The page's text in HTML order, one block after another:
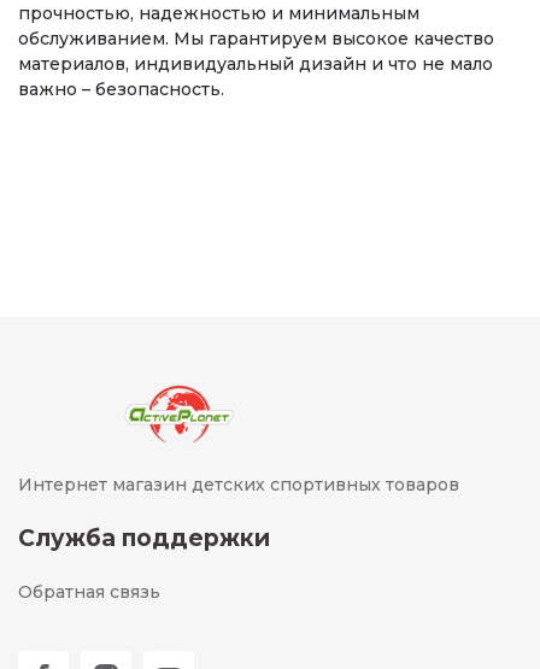
прочностью, надежностью и минимальным
обслуживанием. Мы гарантируем высокое качество
материалов, индивидуальный дизайн и что не мало
важно – безопасность.
Интернет магазин детских спортивных товаров
Служба поддержки
Обратная связь